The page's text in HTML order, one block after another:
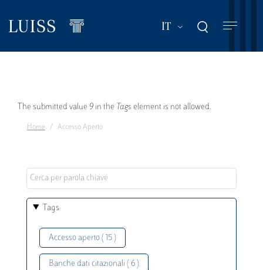
contenuto
IT Mostra ulteriori
Messaggio
di
The submitted value 9 in the Tags element is not allowed.
Home Accesso Aperto
Tags
Accesso aperto ( 15 )
Banche dati citazionali ( 6 )